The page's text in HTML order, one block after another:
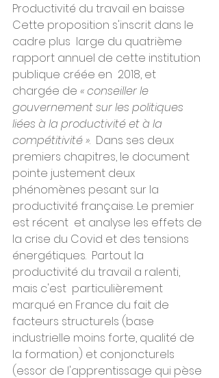
Productivité du travail en baisse
Cette proposition s'inscrit dans le
cadre plus  large du quatrième
rapport annuel de cette institution
publique créée en  2018, et
chargée de « conseiller le
gouvernement sur les politiques
liées à la productivité et à la
compétitivité ».  Dans ses deux
premiers chapitres, le document
pointe justement deux
phénomènes pesant sur la
productivité française. Le premier
est récent  et analyse les effets de
la crise du Covid et des tensions
énergétiques.  Partout la
productivité du travail a ralenti,
mais c'est  particulièrement
marqué en France du fait de
facteurs structurels (base
industrielle moins forte, qualité de
la formation) et conjoncturels
(essor de l'apprentissage qui pèse